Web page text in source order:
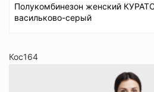
Полукомбинезон женский
васильково-серый
Кос164